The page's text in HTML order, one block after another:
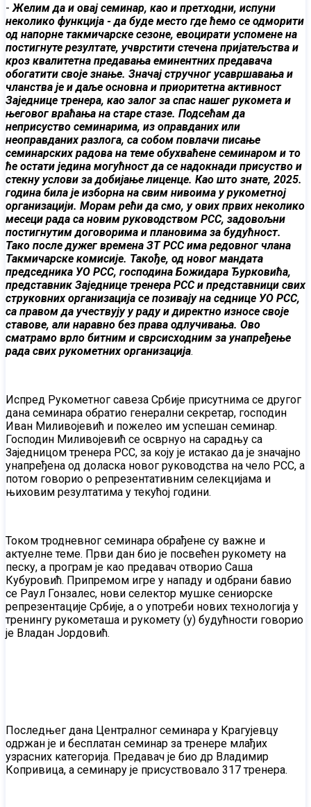
- Желим да и овај семинар, као и претходни, испуни
неколико функција - да буде место где ћемо се одморити
од напорне такмичарске сезоне, евоцирати успомене на
постигнуте резултате, учврстити стечена пријатељства и
кроз квалитетна предавања еминентних предавача
обогатити своје знање. Значај стручног усавршавања и
чланства је и даље основна и приоритетна активност
Заједнице тренера, као залог за спас нашег рукомета и
његовог враћања на старе стазе. Подсећам да
неприсуство семинарима, из оправданих или
неоправданих разлога, са собом повлачи писање
семинарских радова на теме обухваћене семинаром и то
ће остати једина могућност да се надокнади присуство и
стекну услови за добијање лиценце. Као што знате, 2025.
година била је изборна на свим нивоима у рукометној
организацији. Морам рећи да смо, у ових првих неколико
месеци рада са новим руководством РСС, задовољни
постигнутим договорима и плановима за будућност.
Тако после дужег времена ЗТ РСС има редовног члана
Такмичарске комисије. Такође, од новог мандата
председника УО РСС, господина Божидара Ђурковића,
представник Заједнице тренера РСС и представници свих
струковних организација се позивају на седнице УО РСС,
са правом да учествују у раду и директно износе своје
ставове, али наравно без права одлучивања. Ово
сматрамо врло битним и сврсисходним за унапређење
рада свих рукометних организација.
Испред Рукометног савеза Србије присутнима се другог
дана семинара обратио генерални секретар, господин
Иван Миливојевић и пожелео им успешан семинар.
Господин Миливојевић се осврнуо на сарадњу са
Заједницом тренера РСС, за коју је истакао да је значајно
унапређена од доласка новог руководства на чело РСС, a
потом говорио о репрезентативним селекцијама и
њиховим резултатима у текућој години.
Током тродневног семинара обрађене су важне и
актуелне теме. Први дан био је посвећен рукомету на
песку, а програм је као предавач отворио Саша
Кубуровић. Припремом игре у нападу и одбрани бавио
се Раул Гонзалес, нови селектор мушке сениорске
репрезентације Србије, а о употреби нових технологија у
тренингу рукометаша и рукомету (у) будућности говорио
је Владан Јордовић.
Последњег дана Централног семинара у Крагујевцу
одржан је и бесплатан семинар за тренере млађих
узрасних категорија. Предавач је био др Владимир
Копривица, а семинару је присуствовало 317 тренера.